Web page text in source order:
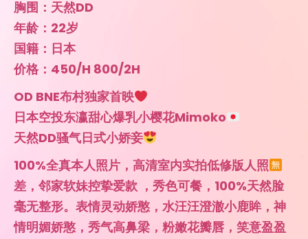
日本空投东瀛甜心爆乳小樱花Mimoko
天然DD骚气日式小娇妾
100%全真本人照片，高清室内实拍低修版人照
差，邻家软妹控挚爱款 ，秀色可餐，100%天然脸
毫无整形。表情灵动娇憨，水汪汪澄澈小鹿眸，神
情明媚娇憨，秀气高鼻梁，粉嫩花瓣唇，笑意盈盈
十足诱惑！
167百搭女友身高，37开黄金身材比例，举世难得
天然34DD豪华双开门美乳，通体白皙好肤感，紧
实窄腰，修长笔直美腿，肩背挺拔骨肉匀称，凹凸
有致不失柔软手感，饱满诱人肉肉翘臀后入绝佳